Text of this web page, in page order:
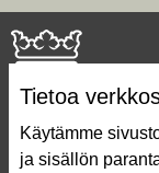
Tietoa
Käytämme
ja sisällön
Näin äänestät